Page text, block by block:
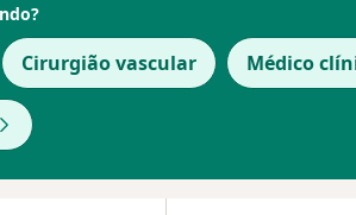
Cirurgião vascular Médico